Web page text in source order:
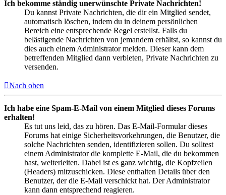
Ich bekomme ständig unerwünschte Private Nachrichten!
Du kannst Private Nachrichten, die dir ein Mitglied sendet,
automatisch löschen, indem du in deinem persönlichen
Bereich eine entsprechende Regel erstellst. Falls du
belästigende Nachrichten von jemandem erhältst, so kannst du
dies auch einem Administrator melden. Dieser kann dem
betreffenden Mitglied dann verbieten, Private Nachrichten zu
versenden.
Nach oben
Ich habe eine Spam-E-Mail von einem Mitglied dieses Forums
erhalten!
Es tut uns leid, das zu hören. Das E-Mail-Formular dieses
Forums hat einige Sicherheitsvorkehrungen, die Benutzer, die
solche Nachrichten senden, identifizieren sollen. Du solltest
einem Administrator die komplette E-Mail, die du bekommen
hast, weiterleiten. Dabei ist es ganz wichtig, die Kopfzeilen
(Headers) mitzuschicken. Diese enthalten Details über den
Benutzer, der die E-Mail verschickt hat. Der Administrator
kann dann entsprechend reagieren.